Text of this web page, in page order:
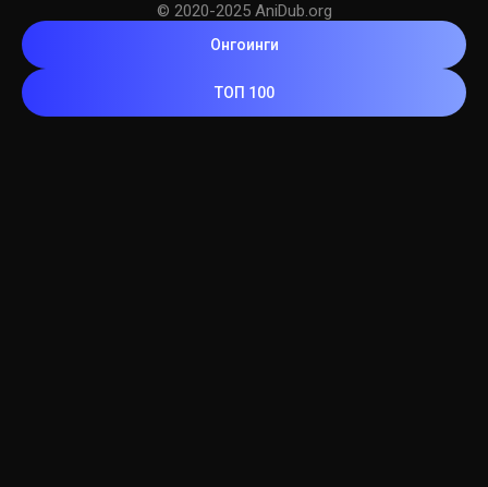
© 2020-2025 AniDub.org
Онгоинги
ТОП 100